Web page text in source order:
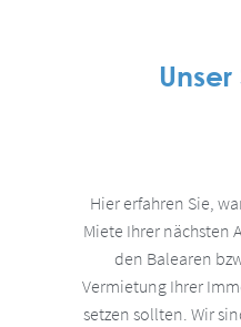
Hier erfahren Sie,
Miete Ihrer nächsten
den Balearen
Vermietung Ihrer
setzen sollten. Wir